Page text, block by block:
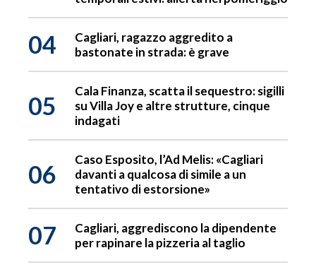
04
Cagliari, ragazzo aggredito a
bastonate in strada: è grave
05
Cala Finanza, scatta il sequestro: sigilli
su Villa Joy e altre strutture, cinque
indagati
06
Caso Esposito, l’Ad Melis: «Cagliari
davanti a qualcosa di simile a un
tentativo di estorsione»
07
Cagliari, aggrediscono la dipendente
per rapinare la pizzeria al taglio